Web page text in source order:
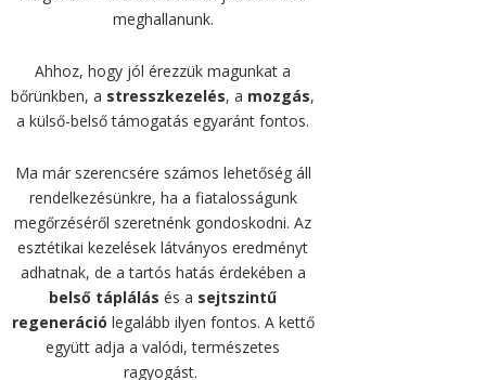
meghallanunk.
Ahhoz, hogy jól érezzük magunkat a
bőrünkben, a stresszkezelés, a mozgás,
a külső-belső támogatás egyaránt fontos.
Ma már szerencsére számos lehetőség áll
rendelkezésünkre, ha a fiatalosságunk
megőrzéséről szeretnénk gondoskodni. Az
esztétikai kezelések látványos eredményt
adhatnak, de a tartós hatás érdekében a
belső táplálás és a sejtszintű
regeneráció legalább ilyen fontos. A kettő
együtt adja a valódi, természetes
ragyogást.